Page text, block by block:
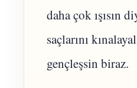
daha çok ışısın
saçlarını
gençleşsin biraz.